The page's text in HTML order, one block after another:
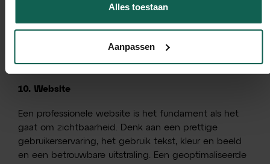
Alles toestaan
Aanpassen
bijvoorbeeld een productlancering, jubileum of nieuw
bedrijfsonderdeel kun je zichtbaar zijn via een online
mogelijkheid tot netwerken, wat goed is voor het
verbeteren van je naamsbekendheid.
10. Website
Een professionele website is het fundament als het
gaat om zichtbaarheid. Denk aan een prettige
gebruikerservaring, het gebruik tekst, kleur en beeld
en een betrouwbare uitstraling. Een geoptimaliseerde